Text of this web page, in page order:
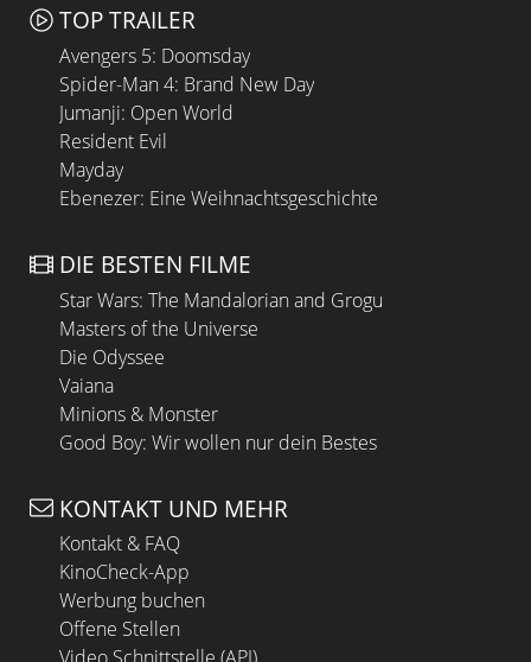
TOP TRAILER
Avengers 5: Doomsday
Spider-Man 4: Brand New Day
Jumanji: Open World
Resident Evil
Mayday
Ebenezer: Eine Weihnachtsgeschichte
DIE BESTEN FILME
Star Wars: The Mandalorian and Grogu
Masters of the Universe
Die Odyssee
Vaiana
Minions & Monster
Good Boy: Wir wollen nur dein Bestes
KONTAKT UND MEHR
Kontakt & FAQ
KinoCheck-App
Werbung buchen
Offene Stellen